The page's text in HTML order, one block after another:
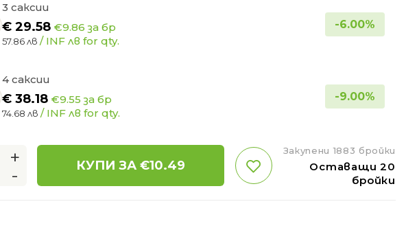
3 саксии
€ 29.58 €9.86 за бр
57.86 лв / INF лв for qty.
-6.00%
4 саксии
€ 38.18 €9.55 за бр
74.68 лв / INF лв for qty.
-9.00%
+
-
КУПИ ЗА €10.49
Закупени 1883 бройки
Оставащи 20
бройки